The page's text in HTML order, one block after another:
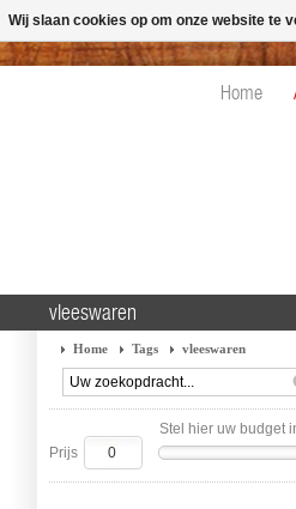
Home
vleeswaren
Home Tags vleeswaren
Stel hier uw budget
Prijs
Wij slaan cookies op om onze website te